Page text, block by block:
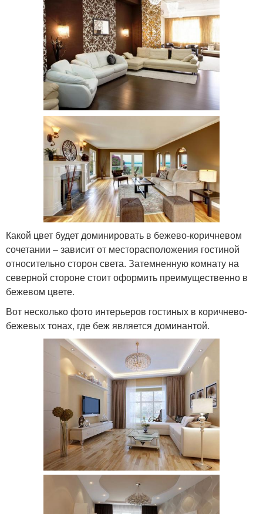
Какой цвет будет доминировать в бежево-коричневом
сочетании – зависит от месторасположения гостиной
относительно сторон света. Затемненную комнату на
северной стороне стоит оформить преимущественно в
бежевом цвете.
Вот несколько фото интерьеров гостиных в коричнево-
бежевых тонах, где беж является доминантой.